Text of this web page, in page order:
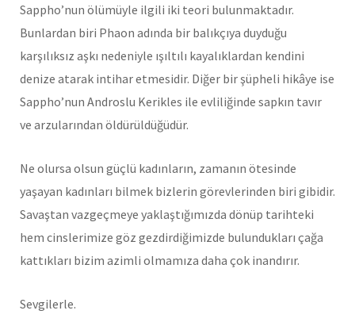
Sappho’nun ölümüyle ilgili iki teori bulunmaktadır.
Bunlardan biri Phaon adında bir balıkçıya duyduğu
karşılıksız aşkı nedeniyle ışıltılı kayalıklardan kendini
denize atarak intihar etmesidir. Diğer bir şüpheli hikâye ise
Sappho’nun Androslu Kerikles ile evliliğinde sapkın tavır
ve arzularından öldürüldüğüdür.
Ne olursa olsun güçlü kadınların, zamanın ötesinde
yaşayan kadınları bilmek bizlerin görevlerinden biri gibidir.
Savaştan vazgeçmeye yaklaştığımızda dönüp tarihteki
hem cinslerimize göz gezdirdiğimizde bulundukları çağa
kattıkları bizim azimli olmamıza daha çok inandırır.
Sevgilerle.